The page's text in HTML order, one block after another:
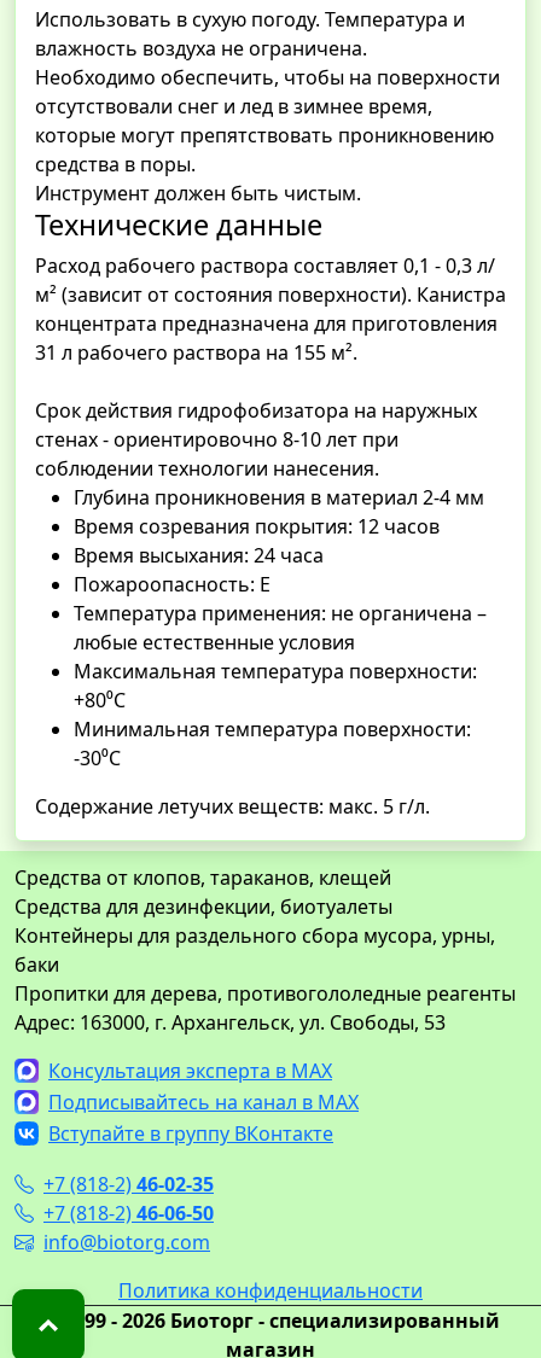
Использовать в сухую погоду. Температура и
влажность воздуха не ограничена.
Необходимо обеспечить, чтобы на поверхности
отсутствовали снег и лед в зимнее время,
которые могут препятствовать проникновению
средства в поры.
Инструмент должен быть чистым.
Технические данные
Расход рабочего раствора составляет 0,1 - 0,3 л/
м² (зависит от состояния поверхности). Канистра
концентрата предназначена для приготовления
31 л рабочего раствора на 155 м².
Срок действия гидрофобизатора на наружных
стенах - ориентировочно 8-10 лет при
соблюдении технологии нанесения.
Глубина проникновения в материал 2-4 мм
Время созревания покрытия: 12 часов
Время высыхания: 24 часа
Пожароопасность: Е
Температура применения: не органичена –
любые естественные условия
Максимальная температура поверхности:
+80⁰С
Минимальная температура поверхности:
-30⁰С
Содержание летучих веществ: макс. 5 г/л.
Средства от клопов, тараканов, клещей
Средства для дезинфекции, биотуалеты
Контейнеры для раздельного сбора мусора, урны,
баки
Пропитки для дерева, противогололедные реагенты
Адрес: 163000, г. Архангельск, ул. Свободы, 53
Консультация эксперта в MAX
Подписывайтесь на канал в MAX
Вступайте в группу ВКонтакте
+7 (818-2)46-02-35
+7 (818-2)46-06-50
info@biotorg.com
Политика конфиденциальности
© 1999 - 2026 Биоторг - специализированный
магазин